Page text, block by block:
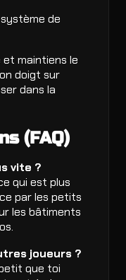
de
et maintiens le
doigt sur
dans la
(FAQ)
vite ?
qui est plus
par les petits
les bâtiments
joueurs ?
que toi